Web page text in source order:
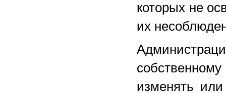
которых не
их
изменять